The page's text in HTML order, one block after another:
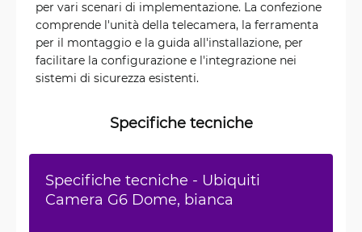
per vari scenari di implementazione. La confezione
comprende l'unità della telecamera, la ferramenta
per il montaggio e la guida all'installazione, per
facilitare la configurazione e l'integrazione nei
sistemi di sicurezza esistenti.
Specifiche tecniche
Specifiche tecniche - Ubiquiti
Camera G6 Dome, bianca